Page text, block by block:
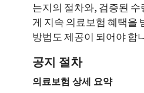
는지의 절차와, 검증된 수
게 지속 의료보험 혜택을
방법도 제공이 되어야 합
공지 절차
의료보험 상세 요약